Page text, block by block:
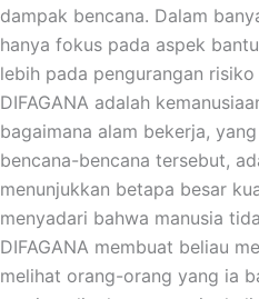
dampak bencana. Dalam
hanya fokus pada aspek
lebih pada pengurangan
DIFAGANA adalah
bagaimana alam bekerja,
bencana-bencana tersebut,
menunjukkan betapa besar
menyadari bahwa manusia
DIFAGANA membuat beliau
melihat orang-orang yang ia